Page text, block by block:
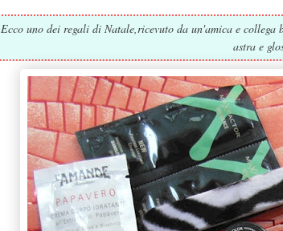
Ecco uno dei regali di Natale,ricevuto da un'amica e
astra e